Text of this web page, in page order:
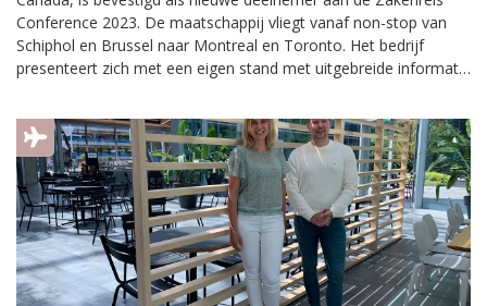
Conference 2023. De maatschappij vliegt vanaf non-stop van
Schiphol en Brussel naar Montreal en Toronto. Het bedrijf
presenteert zich met een eigen stand met uitgebreide informatie